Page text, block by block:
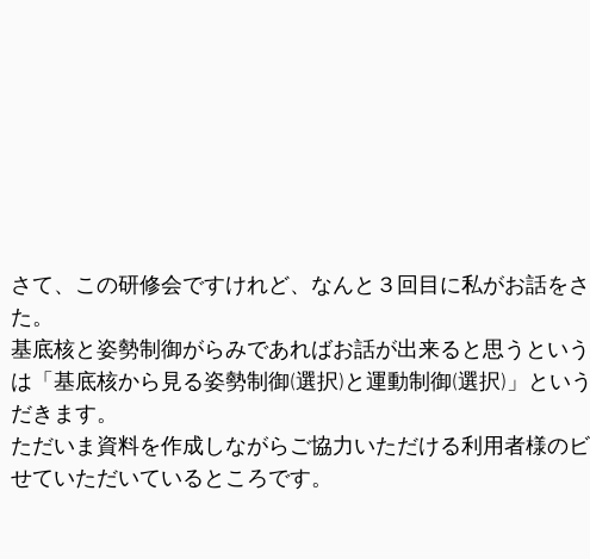
さて、この研修会ですけれど、なんと３回目に私がお話を
た。
基底核と姿勢制御がらみであればお話が出来ると思うとい
は「基底核から見る姿勢制御(選択)と運動制御(選択)」とい
だきます。
ただいま資料を作成しながらご協力いただける利用者様の
せていただいているところです。